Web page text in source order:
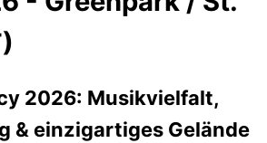
2026: Musikvielfalt,
& einzigartiges Gelände